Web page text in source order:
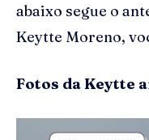
abaixo segue o
Keytte Moreno,
Fotos da Keytte